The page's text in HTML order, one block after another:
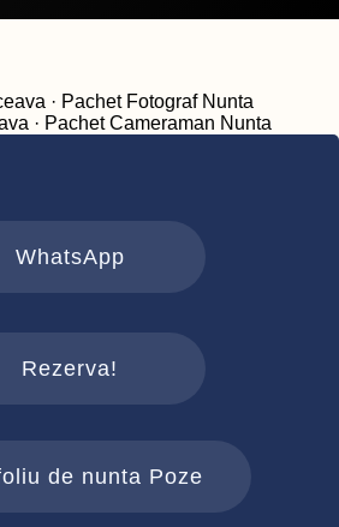
WhatsApp
Rezerva!
de nunta Poze